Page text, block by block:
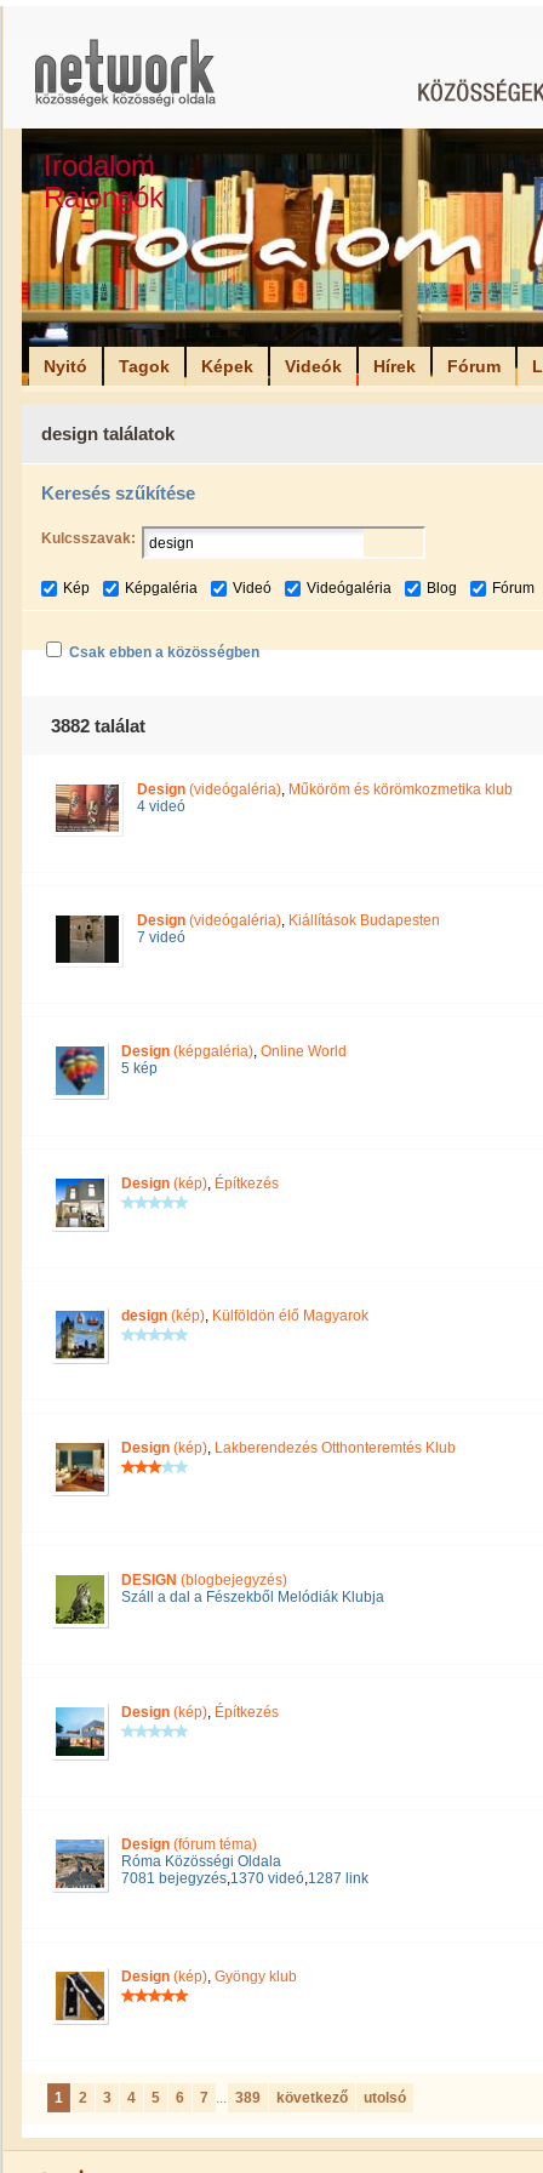
Irodalom
Rajongók
Nyitó Tagok Képek Videók Hírek Fórum
design találatok
Keresés szűkítése
Kulcsszavak:
Kép Képgaléria Videó Videógaléria Blog Fórum
Csak ebben a közösségben
3882 találat
Design (videógaléria), Műköröm és körömkozmetika klub
4 videó
Design (videógaléria), Kiállítások Budapesten
7 videó
Design (képgaléria), Online World
5 kép
Design (kép), Építkezés
design (kép), Külföldön élő Magyarok
Design (kép), Lakberendezés Otthonteremtés Klub
DESIGN (blogbejegyzés)
Száll a dal a Fészekből Melódiák Klubja
Design (kép), Építkezés
Design (fórum téma)
Róma Közösségi Oldala
7081 bejegyzés,1370 videó,1287 link
Design (kép), Gyöngy klub
1 2 3 4 5 6 7 ... 389 következő utolsó